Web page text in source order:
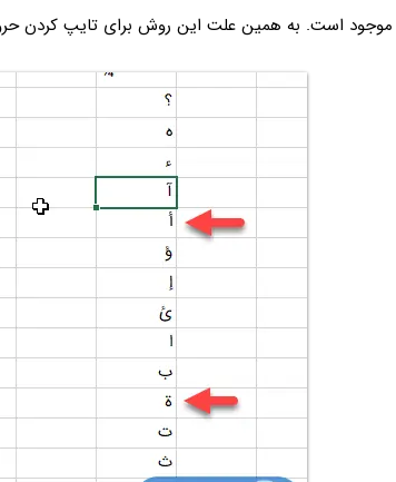
است. به همین علت این روش برای تایپ کردن